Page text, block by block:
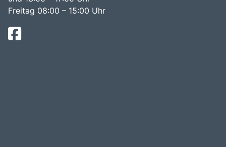
Freitag 08:00 – 15:00 Uhr